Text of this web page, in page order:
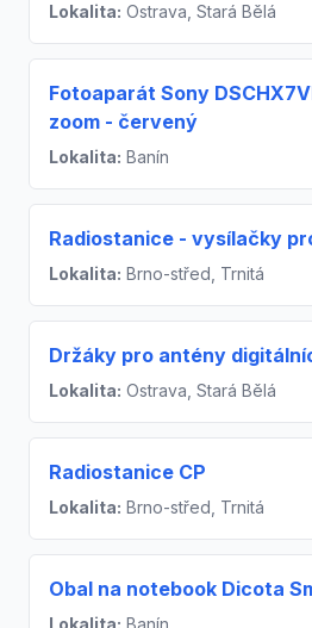
Lokalita: Ostrava, Stará Bělá
Fotoaparát Sony
zoom - červený
Lokalita: Banín
Radiostanice - vysílačky
Lokalita: Brno-střed, Trnitá
Držáky pro antény
Lokalita: Ostrava, Stará Bělá
Radiostanice CP
Lokalita: Brno-střed, Trnitá
Obal na notebook Dicota